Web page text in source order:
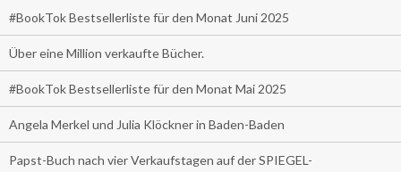
#BookTok Bestsellerliste für den Monat Juni 2025
Über eine Million verkaufte Bücher.
#BookTok Bestsellerliste für den Monat Mai 2025
Angela Merkel und Julia Klöckner in Baden-Baden
Papst-Buch nach vier Verkaufstagen auf der SPIEGEL-